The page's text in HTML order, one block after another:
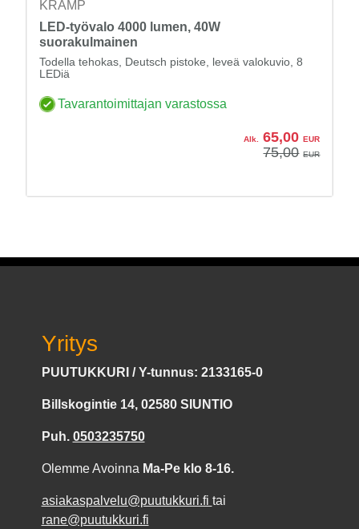
KRAMP
LED-työvalo 4000 lumen, 40W
suorakulmainen
Todella tehokas, Deutsch pistoke, leveä valokuvio, 8
LEDiä
Tavarantoimittajan varastossa
Alk. 65,00 EUR
75,00 EUR
Yritys
PUUTUKKURI / Y-tunnus: 2133165-0
Billskogintie 14, 02580 SIUNTIO
Puh. 0503235750
Olemme Avoinna Ma-Pe klo 8-16.
asiakaspalvelu@puutukkuri.fi tai
rane@puutukkuri.fi